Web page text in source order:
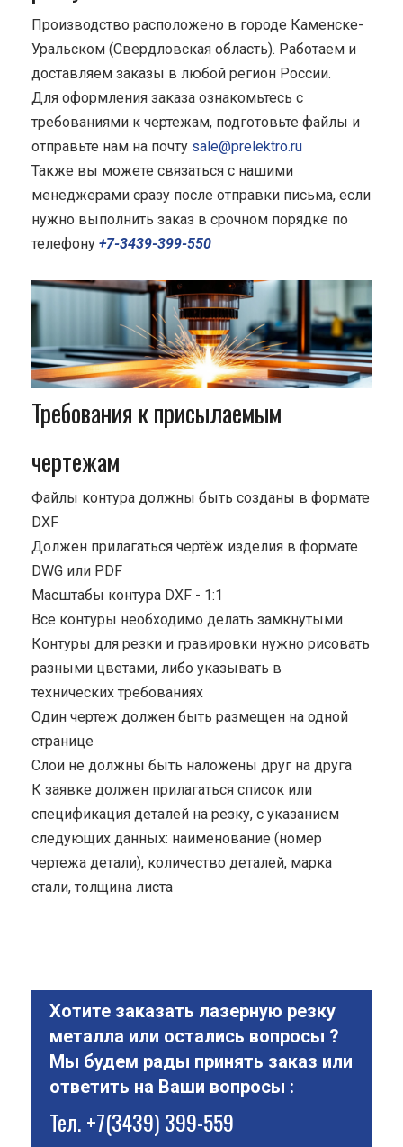
Производство расположено в городе Каменске-
Уральском (Свердловская область). Работаем и
доставляем заказы в любой регион России.
Для оформления заказа ознакомьтесь с
требованиями к чертежам, подготовьте файлы и
отправьте нам на почту sale@prelektro.ru
Также вы можете связаться с нашими
менеджерами сразу после отправки письма, если
нужно выполнить заказ в срочном порядке по
телефону +7-3439-399-550
Требования к присылаемым
чертежам
Файлы контура должны быть созданы в формате
DXF
Должен прилагаться чертёж изделия в формате
DWG или PDF
Масштабы контура DXF - 1:1
Все контуры необходимо делать замкнутыми
Контуры для резки и гравировки нужно рисовать
разными цветами, либо указывать в
технических требованиях
Один чертеж должен быть размещен на одной
странице
Cлои не должны быть наложены друг на друга
К заявке должен прилагаться список или
спецификация деталей на резку, с указанием
следующих данных: наименование (номер
чертежа детали), количество деталей, марка
стали, толщина листа
Хотите заказать лазерную резку
металла или остались вопросы ?
Мы будем рады принять заказ или
ответить на Ваши вопросы :
Тел.+7(3439) 399-559